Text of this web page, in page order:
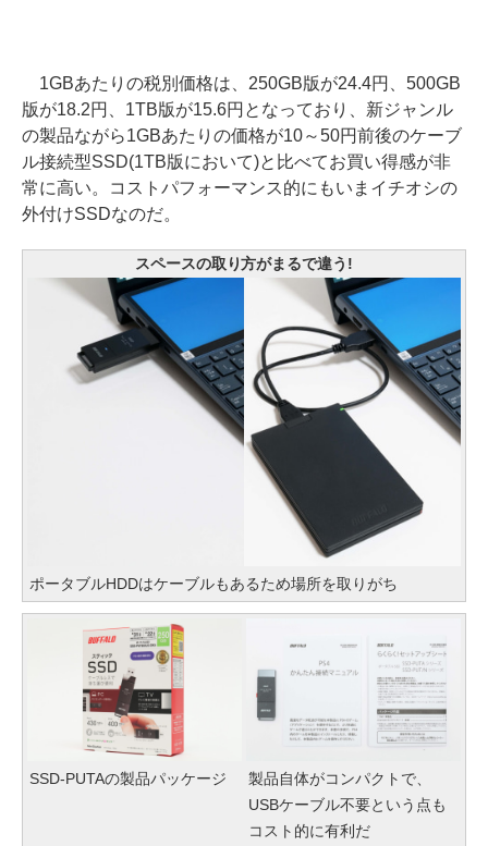
1GBあたりの税別価格は、250GB版が24.4円、500GB
版が18.2円、1TB版が15.6円となっており、新ジャンル
の製品ながら1GBあたりの価格が10～50円前後のケーブ
ル接続型SSD(1TB版において)と比べてお買い得感が非
常に高い。コストパフォーマンス的にもいまイチオシの
外付けSSDなのだ。
スペースの取り方がまるで違う!
ポータブルHDDはケーブルもあるため場所を取りがち
SSD-PUTAの製品パッケージ
製品自体がコンパクトで、
USBケーブル不要という点も
コスト的に有利だ